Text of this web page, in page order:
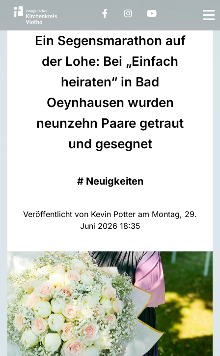
Ein Segensmarathon auf
der Lohe: Bei „Einfach
heiraten“ in Bad
Oeynhausen wurden
neunzehn Paare getraut
und gesegnet
# Neuigkeiten
Veröffentlicht von Kevin Potter am Montag, 29.
Juni 2026 18:35